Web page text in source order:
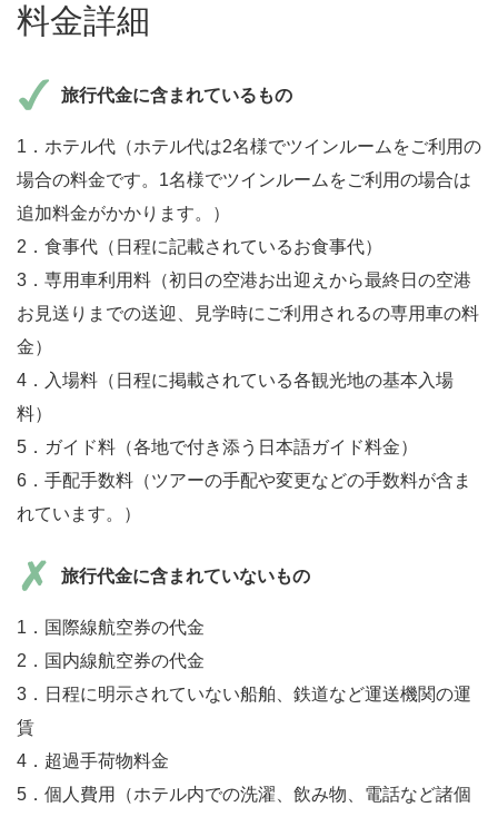
料金詳細
旅行代金に含まれているもの
1．ホテル代（ホテル代は2名様でツインルームをご利用の
場合の料金です。1名様でツインルームをご利用の場合は
追加料金がかかります。）
2．食事代（日程に記載されているお食事代）
3．専用車利用料（初日の空港お出迎えから最終日の空港
お見送りまでの送迎、見学時にご利用されるの専用車の料
金）
4．入場料（日程に掲載されている各観光地の基本入場
料）
5．ガイド料（各地で付き添う日本語ガイド料金）
6．手配手数料（ツアーの手配や変更などの手数料が含ま
れています。）
旅行代金に含まれていないもの
1．国際線航空券の代金
2．国内線航空券の代金
3．日程に明示されていない船舶、鉄道など運送機関の運
賃
4．超過手荷物料金
5．個人費用（ホテル内での洗濯、飲み物、電話など諸個